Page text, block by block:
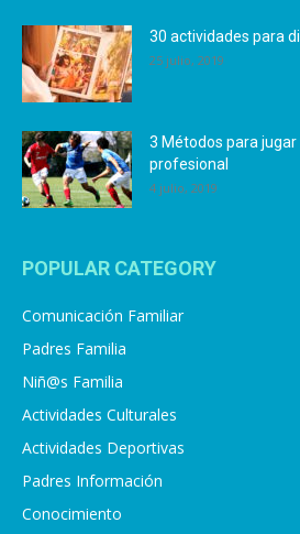
30 actividades para
25 julio, 2019
3 Métodos para
profesional
4 julio, 2019
POPULAR CATEGORY
Comunicación Familiar
Padres Familia
Niñ@s Familia
Actividades Culturales
Actividades Deportivas
Padres Información
Conocimiento